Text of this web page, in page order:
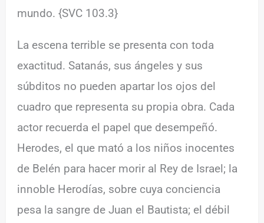
mundo. {SVC 103.3}
La escena terrible se presenta con toda
exactitud. Satanás, sus ángeles y sus
súbditos no pueden apartar los ojos del
cuadro que representa su propia obra. Cada
actor recuerda el papel que desempeñó.
Herodes, el que mató a los niños inocentes
de Belén para hacer morir al Rey de Israel; la
innoble Herodías, sobre cuya conciencia
pesa la sangre de Juan el Bautista; el débil